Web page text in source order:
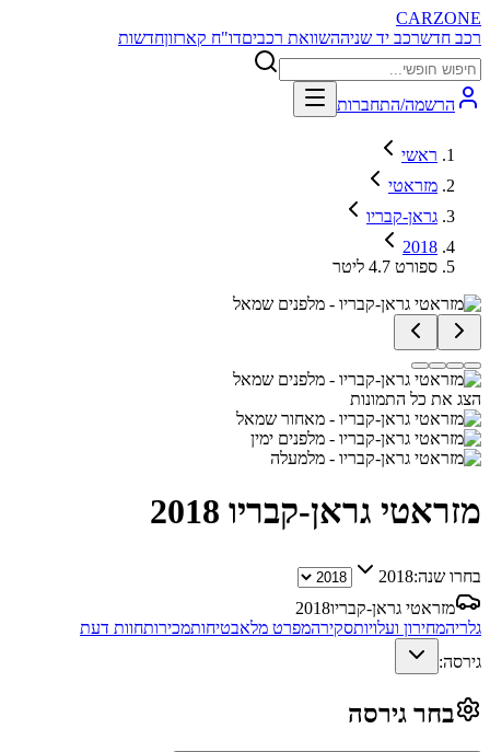
CARZONE
רכב חדשרכב יד שניההשוואת רכביםדו"ח קארזוןחדשות
הרשמה/התחברות
ראשי
מזראטי
גראן-קבריו
2018
ספורט 4.7 ליטר
הצג את כל התמונות
מזראטי גראן-קבריו 2018
בחרו שנה:2018
מזראטי גראן-קבריו2018
גלריהמחירון ועלויותסקירהמפרט מלאבטיחותמכירותחוות דעת
גירסה:
בחר גירסה